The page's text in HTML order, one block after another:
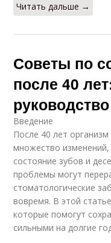
Читать дальше →
Советы по
после 40
руководство
Введение
После 40 лет
множество
состояние зубов и
проблемы могут
стоматологические
вовремя. В этой
которые помогут
сильными на долгие